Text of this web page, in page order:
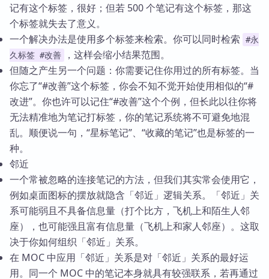
记有这个标签，很好；但若 500 个笔记有这个标签，那这
个标签就失去了意义。
一个解决办法是使用多个标签来检索。你可以同时检索
#永
久标签 #改善
，这样会缩小结果范围。
但随之产生另一个问题：你需要记住你用过的所有标签。当
你忘了“#改善”这个标签，你会不知不觉开始使用相似的“#
改进”。你也许可以记住“#改善”这个个例，但长此以往你将
无法精准地为笔记打标签，你的笔记系统将不可避免地混
乱。顺便说一句，“星标笔记”、“收藏的笔记”也是标签的一
种。
邻近
一个常被忽略的连接笔记的方法，但我们其实常会使用它，
例如桌面图标的摆放就隐含「邻近」逻辑关系。「邻近」关
系可能弱且不具备信息量（打个比方，飞机上和陌生人邻
座），也可能强且富有信息量（飞机上和家人邻座）。这取
决于你如何组织「邻近」关系。
在 MOC 中应用「邻近」关系是对「邻近」关系的最好运
用。同一个 MOC 中的笔记本身就具有较强联系，若再通过